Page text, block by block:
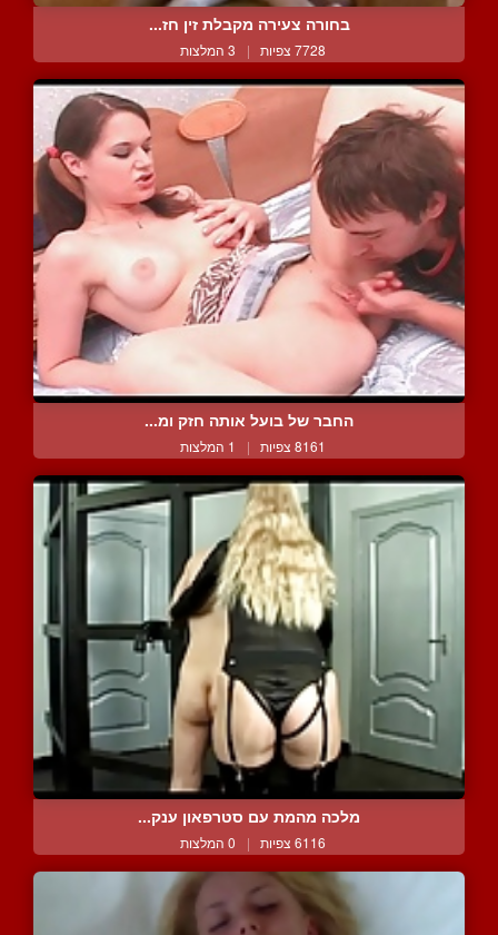
בחורה צעירה מקבלת זין חז...
7728 צפיות | 3 המלצות
החבר של בועל אותה חזק ומ...
8161 צפיות | 1 המלצות
מלכה מהמת עם סטרפאון ענק...
6116 צפיות | 0 המלצות